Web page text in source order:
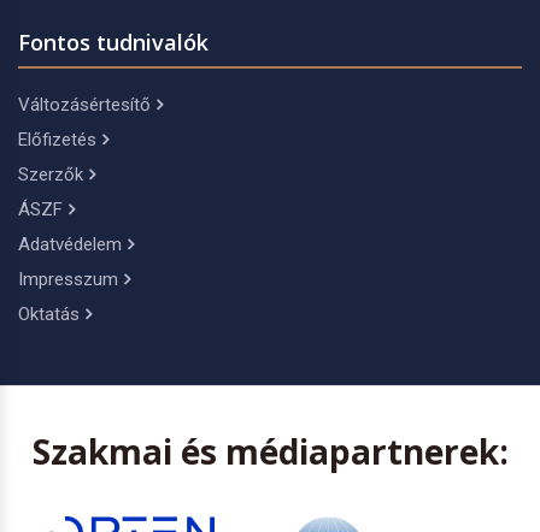
Fontos tudnivalók
Változásértesítő
Előfizetés
Szerzők
ÁSZF
Adatvédelem
Impresszum
Oktatás
Szakmai és médiapartnerek: